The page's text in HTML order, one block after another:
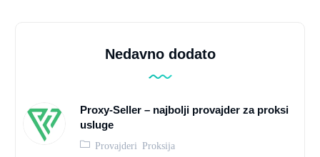
Nedavno dodato
Proxy-Seller – najbolji provajder za proksi
usluge
Provajderi Proksija